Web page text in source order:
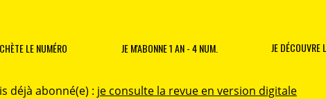
LE NUMÉRO JE M'ABONNE 1 AN - 4 NUM. JE DÉCOUVRE
déjà abonné(e) : je consulte la revue en version digitale